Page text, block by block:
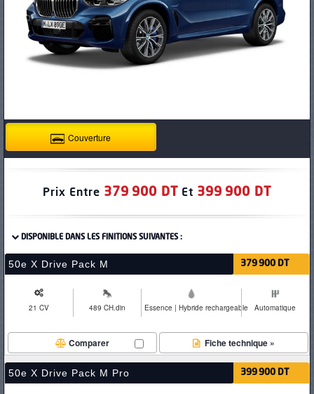
Couverture
Prix Entre 379 900 DT Et 399 900 DT
DISPONIBLE DANS LES FINITIONS SUIVANTES :
50e X Drive Pack M 379 900 DT
21 CV 489 CH.din Essence | Hybride rechargeable Automatique
Fiche technique »
Comparer
50e X Drive Pack M Pro 399 900 DT